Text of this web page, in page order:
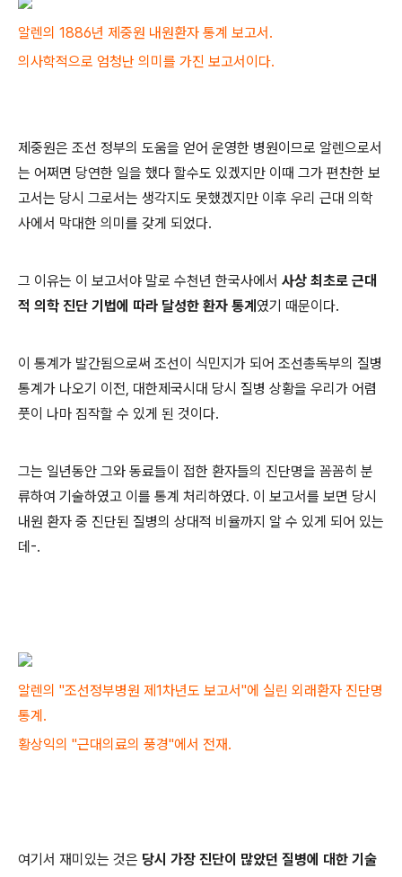
알렌의 1886년 제중원 내원환자 통계 보고서.
의사학적으로 엄청난 의미를 가진 보고서이다.
제중원은 조선 정부의 도움을 얻어 운영한 병원이므로 알렌으로서
는 어쩌면 당연한 일을 했다 할수도 있겠지만 이때 그가 편찬한 보
고서는 당시 그로서는 생각지도 못했겠지만 이후 우리 근대 의학
사에서 막대한 의미를 갖게 되었다.
그 이유는 이 보고서야 말로 수천년 한국사에서 사상 최초로 근대
적 의학 진단 기법에 따라 달성한 환자 통계 였기 때문이다.
이 통계가 발간됨으로써 조선이 식민지가 되어 조선총독부의 질병
통계가 나오기 이전, 대한제국시대 당시 질병 상황을 우리가 어렴
풋이 나마 짐작할 수 있게 된 것이다.
그는 일년동안 그와 동료들이 접한 환자들의 진단명을 꼼꼼히 분
류하여 기술하였고 이를 통계 처리하였다. 이 보고서를 보면 당시
내원 환자 중 진단된 질병의 상대적 비율까지 알 수 있게 되어 있는
데-.
알렌의 "조선정부병원 제1차년도 보고서"에 실린 외래환자 진단명
통계.
황상익의 "근대의료의 풍경"에서 전재.
여기서 재미있는 것은 당시 가장 진단이 많았던 질병에 대한 기술